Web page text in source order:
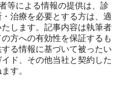
等による情報の提供は、診
治療を必要とする方は、適
します。記事内容は執筆者
方への有効性を保証するも
る情報に基づいて被ったい
ド、その他当社と契約した
す。